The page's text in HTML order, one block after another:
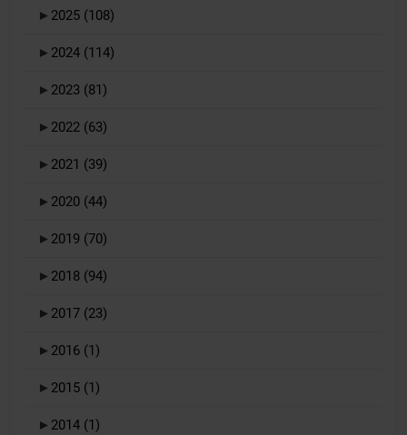
► 2025 (108)
► 2024 (114)
► 2023 (81)
► 2022 (63)
► 2021 (39)
► 2020 (44)
► 2019 (70)
► 2018 (94)
► 2017 (23)
► 2016 (1)
► 2015 (1)
► 2014 (1)